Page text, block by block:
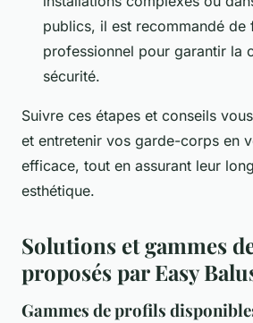
publics, il est recommandé de
professionnel pour garantir la
sécurité.
Suivre ces étapes et conseils
et entretenir vos garde-corps en
efficace, tout en assurant leur
esthétique.
Solutions et gammes
proposés par Easy
Gammes de profils